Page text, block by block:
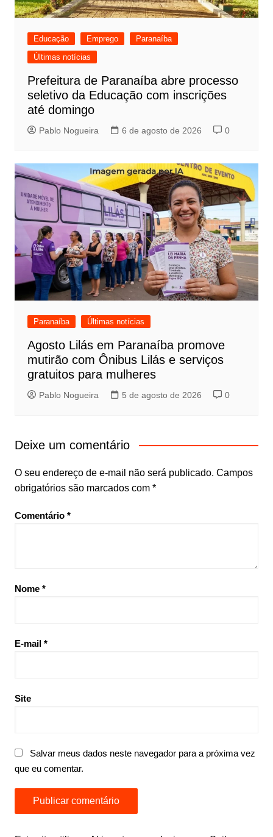
Educação Emprego
Paranaíba
Últimas notícias
Prefeitura de Paranaíba abre processo
seletivo da Educação com inscrições
até domingo
Pablo Nogueira 6 de agosto de 2026 0
Paranaíba Últimas notícias
Agosto Lilás em Paranaíba promove
mutirão com Ônibus Lilás e serviços
gratuitos para mulheres
Pablo Nogueira 5 de agosto de 2026 0
Deixe um comentário
O seu endereço de e-mail não será publicado. Campos
obrigatórios são marcados com *
Comentário *
Nome *
E-mail *
Site
Salvar meus dados neste navegador para a próxima vez
que eu comentar.